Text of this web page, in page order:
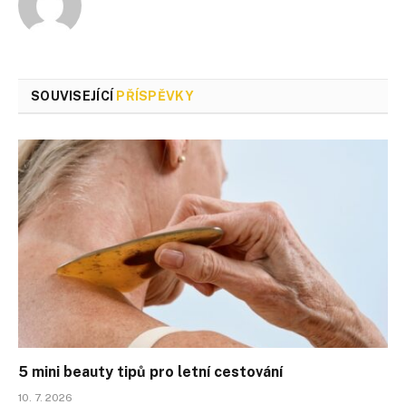
SOUVISEJÍCÍ PŘÍSPĚVKY
5 mini beauty tipů pro letní cestování
10. 7. 2026